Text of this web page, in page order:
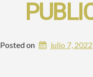
Posted on julio 7, 2022